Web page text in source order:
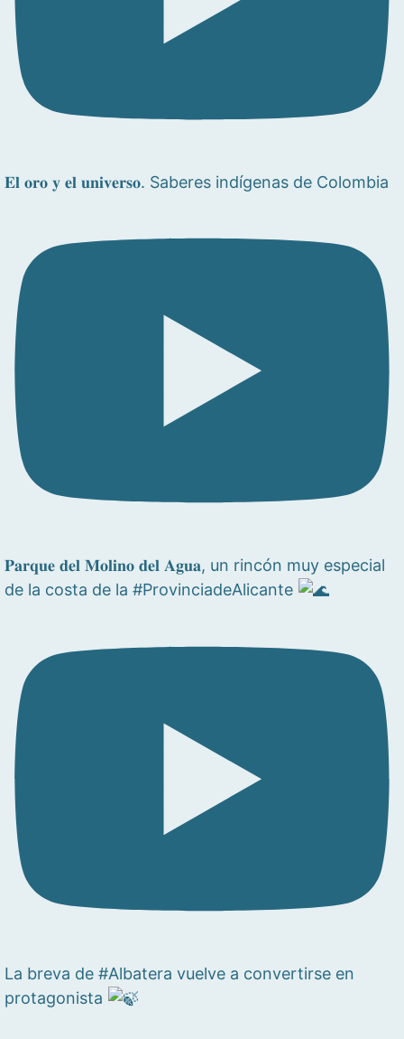
𝐄𝐥 𝐨𝐫𝐨 𝐲 𝐞𝐥 𝐮𝐧𝐢𝐯𝐞𝐫𝐬𝐨. Saberes indígenas de Colombia
𝐏𝐚𝐫𝐪𝐮𝐞 𝐝𝐞𝐥 𝐌𝐨𝐥𝐢𝐧𝐨 𝐝𝐞𝐥 𝐀𝐠𝐮𝐚, un rincón muy especial
de la costa de la #ProvinciadeAlicante
La breva de #Albatera vuelve a convertirse en
protagonista